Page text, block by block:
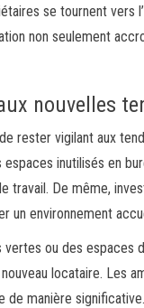
se tournent vers
non seulement
nouvelles
rester vigilant aux
espaces inutilisés en
travail. De même,
un environnement
vertes ou des espaces
nouveau locataire. Les
de manière significative.